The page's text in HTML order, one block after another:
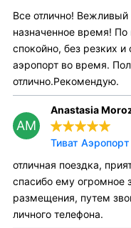
Все отлично! Вежливый
назначенное время! По
спокойно, без резких
аэропорт во время.
отлично.Рекомендую.
AM
Anastasia
Тиват
отличная поездка,
спасибо ему огромное
размещения, путем
личного телефона.